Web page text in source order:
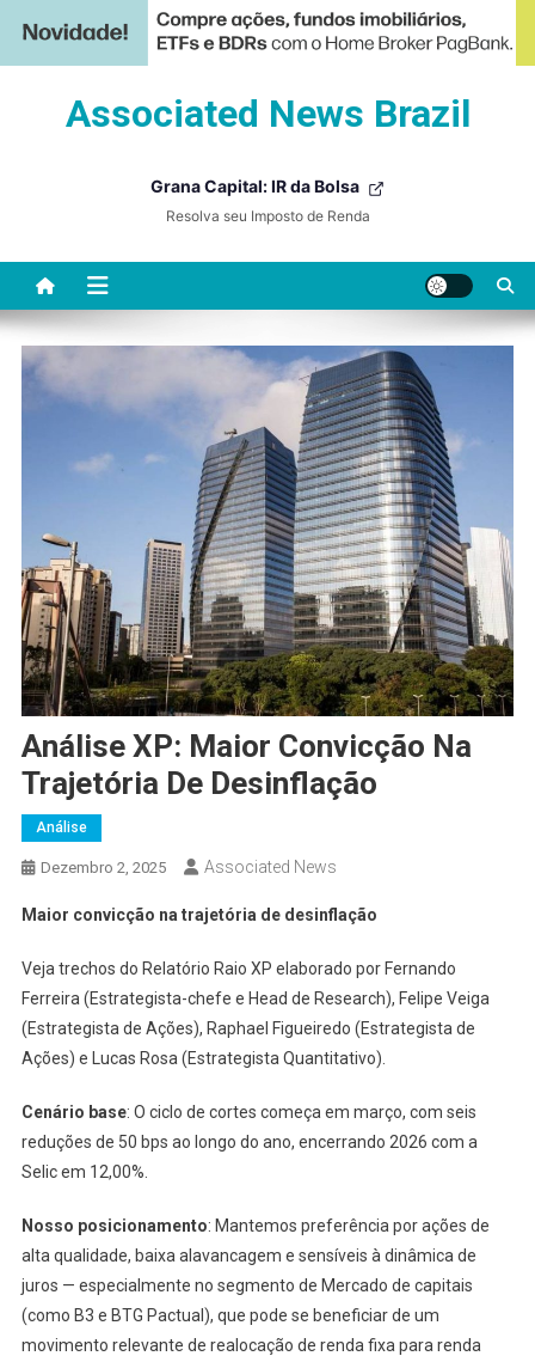
Associated News Brazil
Grana Capital: IR da Bolsa
Resolva seu Imposto de Renda
Análise XP: Maior Convicção Na
Trajetória De Desinflação
Análise
Dezembro 2, 2025 Associated News
Maior convicção na trajetória de desinflação
Veja trechos do Relatório Raio XP elaborado por Fernando
Ferreira (Estrategista-chefe e Head de Research), Felipe Veiga
(Estrategista de Ações), Raphael Figueiredo (Estrategista de
Ações) e Lucas Rosa (Estrategista Quantitativo).
Cenário base: O ciclo de cortes começa em março, com seis
reduções de 50 bps ao longo do ano, encerrando 2026 com a
Selic em 12,00%.
Nosso posicionamento: Mantemos preferência por ações de
alta qualidade, baixa alavancagem e sensíveis à dinâmica de
juros — especialmente no segmento de Mercado de capitais
(como B3 e BTG Pactual), que pode se beneficiar de um
movimento relevante de realocação de renda fixa para renda